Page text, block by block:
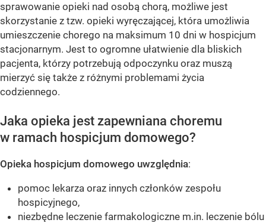
sprawowanie opieki nad osobą chorą, możliwe jest
skorzystanie z tzw. opieki wyręczającej, która umożliwia
umieszczenie chorego na maksimum 10 dni w hospicjum
stacjonarnym. Jest to ogromne ułatwienie dla bliskich
pacjenta, którzy potrzebują odpoczynku oraz muszą
mierzyć się także z różnymi problemami życia
codziennego.
Jaka opieka jest zapewniana choremu
w ramach hospicjum domowego?
Opieka hospicjum domowego uwzględnia:
pomoc lekarza oraz innych członków zespołu
hospicyjnego,
niezbędne leczenie farmakologiczne m.in. leczenie bólu